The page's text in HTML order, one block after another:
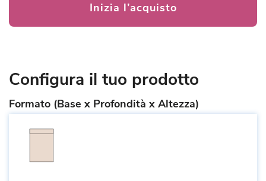
Inizia l’acquisto
Configura il tuo prodotto
Formato (Base x Profondità x Altezza)